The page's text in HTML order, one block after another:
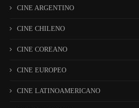
CINE ARGENTINO
CINE CHILENO
CINE COREANO
CINE EUROPEO
CINE LATINOAMERICANO